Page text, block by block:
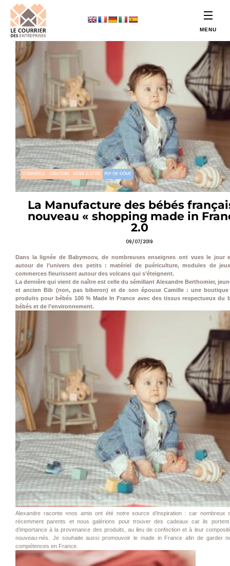
COMMERCE CRÉATEURS MODE & STYLE PUY-DE-DÔME
La Manufacture des bébés
nouveau « shopping made in
2.0
09/07/2019
Dans la lignée de Babymoov, de nombreuses enseignes ont vues le jour
autour de l’univers des petits : matériel de puériculture, modules de
commerces fleurissent autour des volcans qui s’éteignent.
La dernière qui vient de naître est celle du sémillant Alexandre Berthomier,
et ancien Bib (non, pas biberon) et de son épouse Camille : une
produits pour bébés 100 % Made In France avec des tissus respectueux du
bébés et de l’environnement.
Alexandre raconte «nos amis ont été notre source d’inspiration : car nombreux
récemment parents et nous galérions pour trouver des cadeaux car ils portent
d’importance à la provenance des produits, au lieu de confection et à leur
nouveau-nés. Je souhaite aussi promouvoir le made in France afin de garder
compétences en France.